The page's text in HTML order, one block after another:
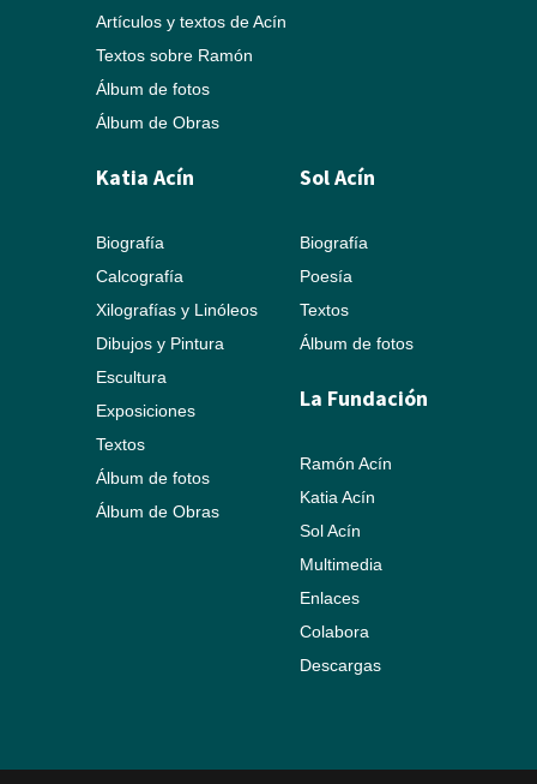
Artículos y textos de Acín
Textos sobre Ramón
Álbum de fotos
Álbum de Obras
Katia Acín
Biografía
Calcografía
Xilografías y Linóleos
Dibujos y Pintura
Escultura
Exposiciones
Textos
Álbum de fotos
Álbum de Obras
Sol Acín
Biografía
Poesía
Textos
Álbum de fotos
La Fundación
Ramón Acín
Katia Acín
Sol Acín
Multimedia
Enlaces
Colabora
Descargas